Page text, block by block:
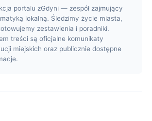
portalu zGdyni — zespół zajmujący
lokalną. Śledzimy życie miasta,
zestawienia i poradniki.
treści są oficjalne komunikaty
miejskich oraz publicznie dostępne